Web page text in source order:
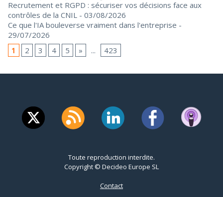
Recrutement et RGPD : sécuriser vos décisions face aux
contrôles de la CNIL - 03/08/2026
Ce que l'IA bouleverse vraiment dans l'entreprise -
29/07/2026
1
2 3 4 5 » ... 423
Toute reproduction interdite.
Copyright © Decideo Europe SL
Contact